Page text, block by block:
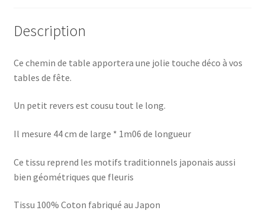
Description
Ce chemin de table apportera une jolie touche déco à vos
tables de fête.
Un petit revers est cousu tout le long.
Il mesure 44 cm de large * 1m06 de longueur
Ce tissu reprend les motifs traditionnels japonais aussi
bien géométriques que fleuris
Tissu 100% Coton fabriqué au Japon